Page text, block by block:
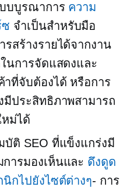
บบูรณาการ ความ
ซ จำเป็นสำหรับมือ
สร้างรายได้จากงาน
นการจัดแสดงและ
ที่จับต้องได้ หรือการ
ประสิทธิภาพสามารถ
ม่ได้
ติ SEO ที่แข็งแกร่งมี
ารมองเห็นและ ดึงดูด
กไปยังไซต์ต่างๆ- การ